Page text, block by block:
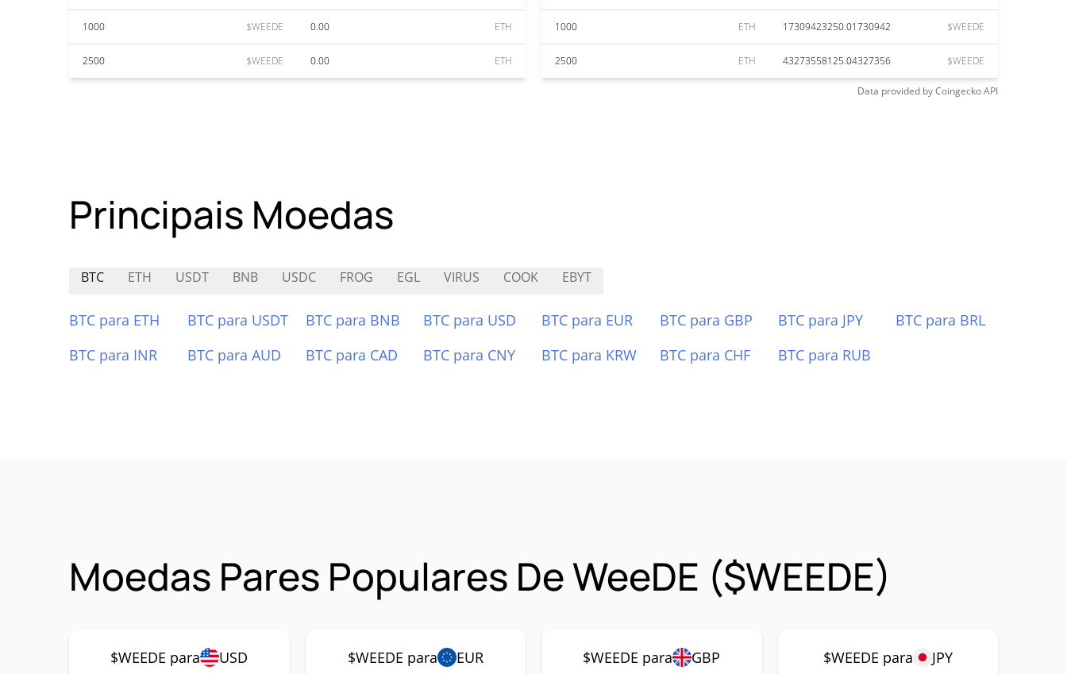
1000 $WEEDE 0.00 ETH
2500 $WEEDE 0.00 ETH
1000 ETH 17309423250.01730942 $WEEDE
2500 ETH 43273558125.04327356 $WEEDE
Data provided byCoingeckoAPI
Principais Moedas
BTC ETH USDT BNB USDC FROG EGL VIRUS COOK EBYT
BTC para ETH BTC para USDT BTC para BNB BTC para USD BTC para EUR BTC para GBP BTC para JPY
BTC para BRL
BTC para INR
BTC para AUD BTC para CAD BTC para CNY BTC para KRW BTC para CHF BTC para RUB
Moedas Pares Populares De WeeDE ($WEEDE)
$WEEDE para USD $WEEDE para EUR $WEEDE para GBP $WEEDE para JPY